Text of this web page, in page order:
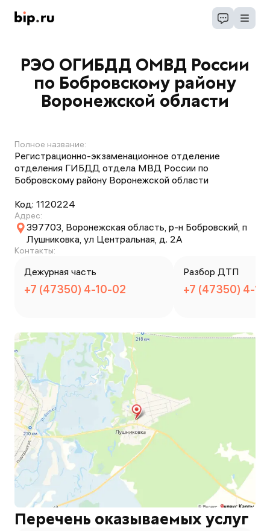
РЭО ОГИБДД ОМВД России
по Бобровскому району
Воронежской области
Полное название:
Регистрационно-экзаменационное отделение
отделения ГИБДД отдела МВД России по
Бобровскому району Воронежской области
Код: 1120224
Адрес:
397703, Воронежская область, р-н Бобровский, п
Лушниковка, ул Центральная, д. 2А
Контакты:
Дежурная часть
+7 (47350) 4-10-02
Разбор ДТП
+7 (47350) 4-
Перечень оказываемых услуг